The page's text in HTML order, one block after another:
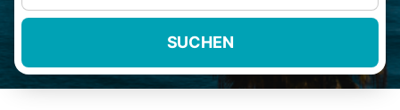
SUCHEN